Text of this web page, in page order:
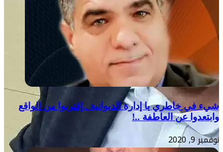
شيء في خاطري يا إدارة الديوانية ..إقتربوا من الواقع
وابتعدوا عن العاطفة ..!
نوفمبر 9, 2020